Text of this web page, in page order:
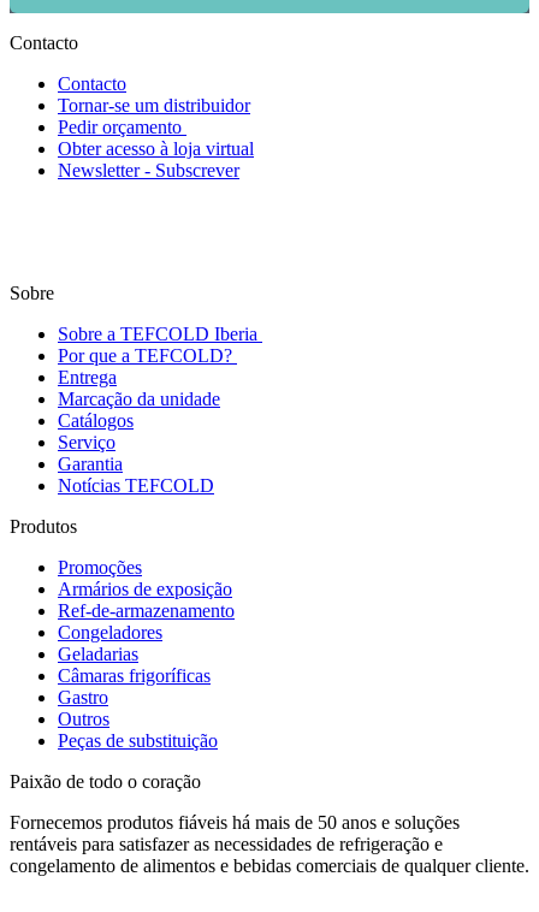
Contacto
Contacto
Tornar-se um distribuidor
Pedir orçamento
Obter acesso à loja virtual
Newsletter - Subscrever
Sobre
Sobre a TEFCOLD Iberia
Por que a TEFCOLD?
Entrega
Marcação da unidade
Catálogos
Serviço
Garantia
Notícias TEFCOLD
Produtos
Promoções
Armários de exposição
Ref-de-armazenamento
Congeladores
Geladarias
Câmaras frigoríficas
Gastro
Outros
Peças de substituição
Paixão de todo o coração
Fornecemos produtos fiáveis há mais de 50 anos e soluções
rentáveis para satisfazer as necessidades de refrigeração e
congelamento de alimentos e bebidas comerciais de qualquer cliente.